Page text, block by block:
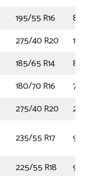
195/55 R16
87V
275/40 R20
185/65 R14
86T
180/70 R16
77H
275/40 R20
235/55 R17
99V
225/55 R18
98V